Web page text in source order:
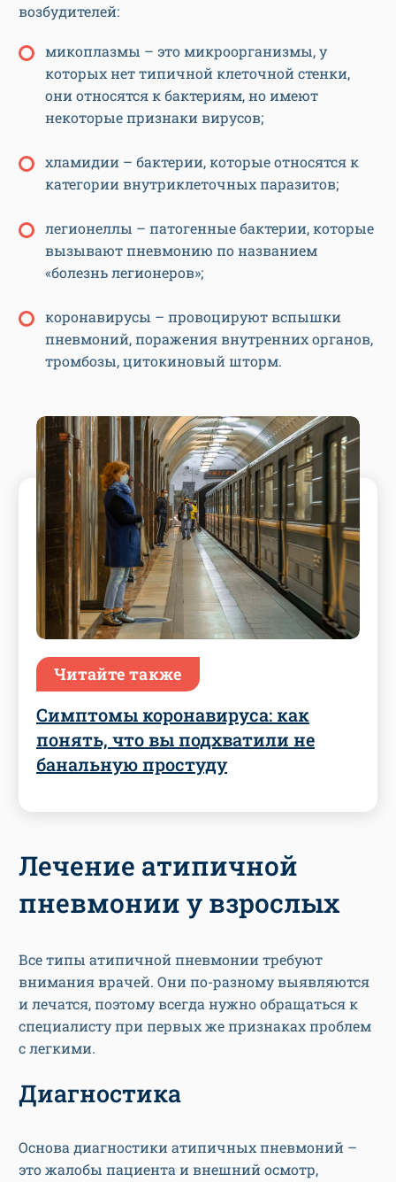
возбудителей:
микоплазмы – это микроорганизмы, у
которых нет типичной клеточной стенки,
они относятся к бактериям, но имеют
некоторые признаки вирусов;
хламидии – бактерии, которые относятся к
категории внутриклеточных паразитов;
легионеллы – патогенные бактерии, которые
вызывают пневмонию по названием
«болезнь легионеров»;
коронавирусы – провоцируют вспышки
пневмоний, поражения внутренних органов,
тромбозы, цитокиновый шторм.
Читайте также
Симптомы коронавируса: как
понять, что вы подхватили не
банальную простуду
Лечение атипичной
пневмонии у взрослых
Все типы атипичной пневмонии требуют
внимания врачей. Они по-разному выявляются
и лечатся, поэтому всегда нужно обращаться к
специалисту при первых же признаках проблем
с легкими.
Диагностика
Основа диагностики атипичных пневмоний –
это жалобы пациента и внешний осмотр,